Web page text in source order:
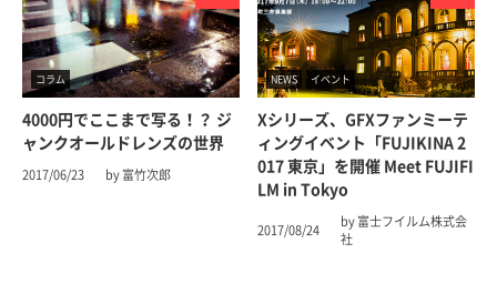
コラム
4000円でここまで写る！？ ジ
ャンクオールドレンズの世界
2017/06/23 by 富竹次郎
NEWS イベント
Xシリーズ、GFXファンミーテ
ィングイベント「FUJIKINA 2
017 東京」を開催 Meet FUJIFI
LM in Tokyo
2017/08/24
by 富士フイルム株式会
社